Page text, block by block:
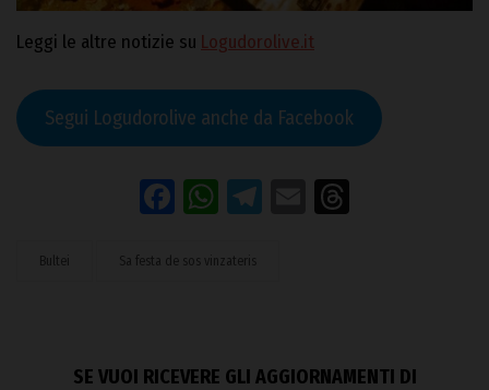
Leggi le altre notizie su Logudorolive.it
Segui Logudorolive anche da Facebook
Facebook
WhatsApp
Telegram
Email
Bultei Sa festa de sos vinzateris
SE VUOI RICEVERE GLI AGGIORNAMENTI DI